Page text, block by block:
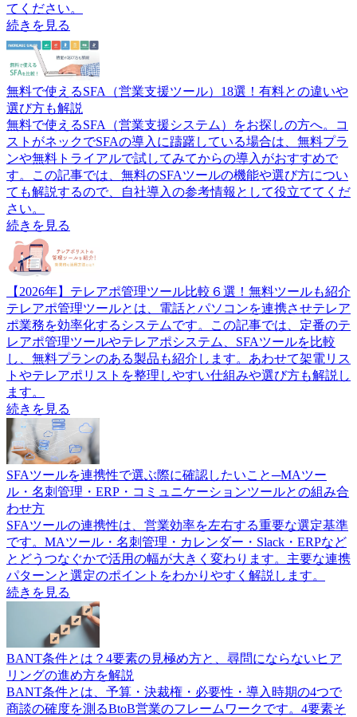
てください。
続きを見る
無料で使えるSFA（営業支援ツール）18選！有料との違いや
選び方も解説
無料で使えるSFA（営業支援システム）をお探しの方へ。コ
ストがネックでSFAの導入に躊躇している場合は、無料プラ
ンや無料トライアルで試してみてからの導入がおすすめで
す。この記事では、無料のSFAツールの機能や選び方につい
ても解説するので、自社導入の参考情報として役立ててくだ
さい。
続きを見る
【2026年】テレアポ管理ツール比較６選！無料ツールも紹介
テレアポ管理ツールとは、電話とパソコンを連携させテレア
ポ業務を効率化するシステムです。この記事では、定番のテ
レアポ管理ツールやテレアポシステム、SFAツールを比較
し、無料プランのある製品も紹介します。あわせて架電リス
トやテレアポリストを整理しやすい仕組みや選び方も解説し
ます。
続きを見る
SFAツールを連携性で選ぶ際に確認したいこと─MAツー
ル・名刺管理・ERP・コミュニケーションツールとの組み合
わせ方
SFAツールの連携性は、営業効率を左右する重要な選定基準
です。MAツール・名刺管理・カレンダー・Slack・ERPなど
とどうつなぐかで活用の幅が大きく変わります。主要な連携
パターンと選定のポイントをわかりやすく解説します。
続きを見る
BANT条件とは？4要素の見極め方と、尋問にならないヒア
リングの進め方を解説
BANT条件とは、予算・決裁権・必要性・導入時期の4つで
商談の確度を測るBtoB営業のフレームワークです。4要素そ